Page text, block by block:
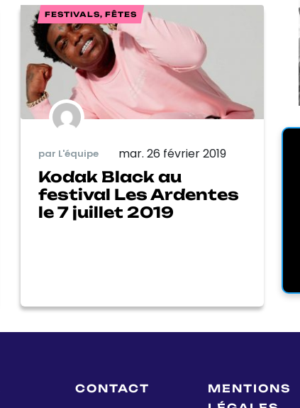
FESTIVALS, FÊTES
par L'équipe mar. 26 février 2019
Kodak Black au
festival Les Ardentes
le 7 juillet 2019
CONTACT
MENTIONS